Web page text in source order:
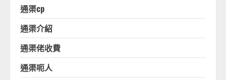
通渠cp
通渠介紹
通渠佬收費
通渠呃人